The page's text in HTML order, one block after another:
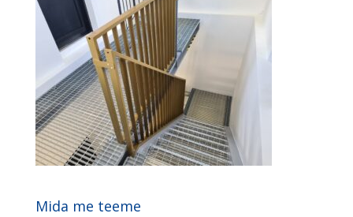
Mida me teeme